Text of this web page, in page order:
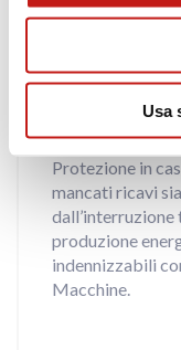
Usa
Tutela
Produzione
Protezione in
mancati ricavi
produzione
indennizzabili
Macchine.